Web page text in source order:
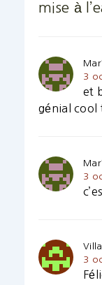
mise à
3
et
génial cool
3
3